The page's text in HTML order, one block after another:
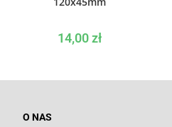
14,00zł
O NAS